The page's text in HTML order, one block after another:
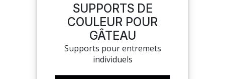
SUPPORTS DE
COULEUR POUR
GÂTEAU
Supports pour entremets
individuels